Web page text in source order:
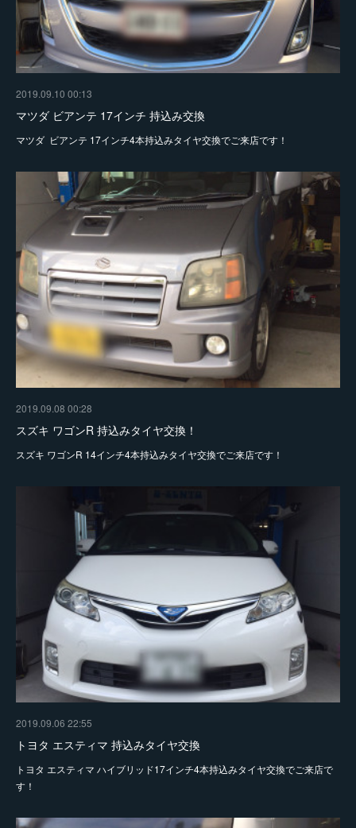
2019.09.10 00:13
マツダ ビアンテ 17インチ 持込み交換
マツダ ビアンテ 17インチ4本持込みタイヤ交換でご来店です！
2019.09.08 00:28
スズキ ワゴンR 持込みタイヤ交換！
スズキ ワゴンR 14インチ4本持込みタイヤ交換でご来店です！
2019.09.06 22:55
トヨタ エスティマ 持込みタイヤ交換
トヨタ エスティマ ハイブリッド17インチ4本持込みタイヤ交換でご来店で
す！